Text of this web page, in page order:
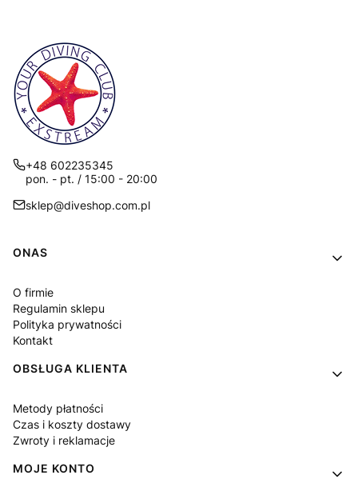
+48 602235345
pon. - pt. / 15:00 - 20:00
sklep@diveshop.com.pl
Linki w stopce
ONAS
O firmie
Regulamin sklepu
Polityka prywatności
Kontakt
OBSŁUGA KLIENTA
Metody płatności
Czas i koszty dostawy
Zwroty i reklamacje
MOJE KONTO